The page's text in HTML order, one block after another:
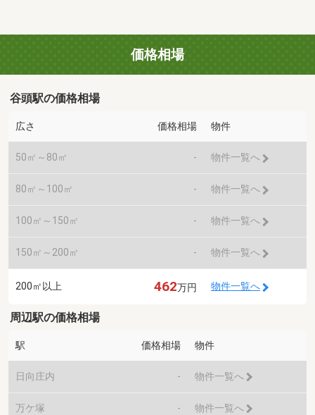
価格相場
谷頭駅の価格相場
広さ 価格相場 物件
50㎡～80㎡ - 物件一覧へ
80㎡～100㎡ - 物件一覧へ
100㎡～150㎡ - 物件一覧へ
150㎡～200㎡ - 物件一覧へ
200㎡以上 462万円 物件一覧へ
周辺駅の価格相場
駅 価格相場 物件
日向庄内 - 物件一覧へ
万ケ塚 - 物件一覧へ